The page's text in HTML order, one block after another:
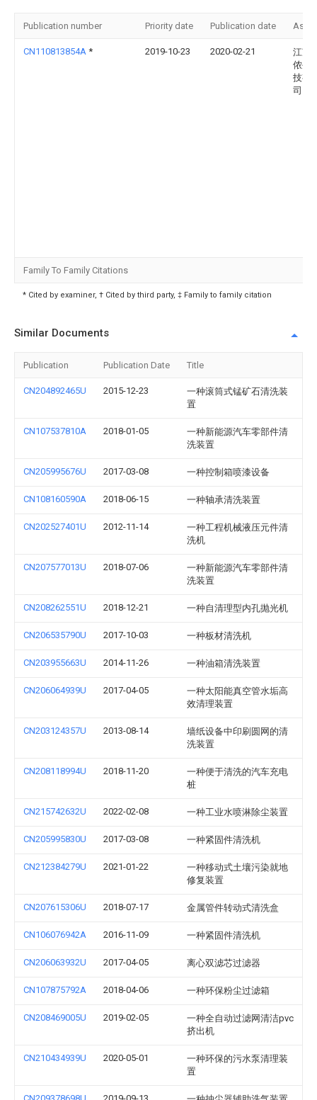
Publication number Priority date Publication date
CN110813854A * 2019-10-23 2020-02-21
江苏
侬生
技有
司
Family To Family Citations
* Cited by examiner, † Cited by third party, ‡ Family to family citation
Similar Documents
Publication Publication Date Title
CN204892465U 2015-12-23
一种滚筒式锰矿石清洗装
置
CN107537810A 2018-01-05
一种新能源汽车零部件清
洗装置
CN205995676U 2017-03-08 一种控制箱喷漆设备
CN108160590A 2018-06-15 一种轴承清洗装置
CN202527401U 2012-11-14
一种工程机械液压元件清
洗机
CN207577013U 2018-07-06
一种新能源汽车零部件清
洗装置
CN208262551U 2018-12-21 一种自清理型内孔抛光机
CN206535790U 2017-10-03 一种板材清洗机
CN203955663U 2014-11-26 一种油箱清洗装置
CN206064939U 2017-04-05
一种太阳能真空管水垢高
效清理装置
CN203124357U 2013-08-14
墙纸设备中印刷圆网的清
洗装置
CN208118994U 2018-11-20
一种便于清洗的汽车充电
桩
CN215742632U 2022-02-08 一种工业水喷淋除尘装置
CN205995830U 2017-03-08 一种紧固件清洗机
CN212384279U 2021-01-22
一种移动式土壤污染就地
修复装置
CN207615306U 2018-07-17 金属管件转动式清洗盒
CN106076942A 2016-11-09 一种紧固件清洗机
CN206063932U 2017-04-05 离心双滤芯过滤器
CN107875792A 2018-04-06 一种环保粉尘过滤箱
CN208469005U 2019-02-05
一种全自动过滤网清洁pvc
挤出机
CN210434939U 2020-05-01
一种环保的污水泵清理装
置